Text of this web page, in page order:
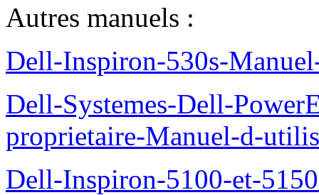
Autres manuels :
Dell-Inspiron-530s-
Dell-Systemes-Dell-
proprietaire-Manuel-d-
Dell-Inspiron-5100-et-